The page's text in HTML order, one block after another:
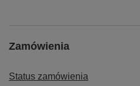
Zamówienia
Status zamówienia